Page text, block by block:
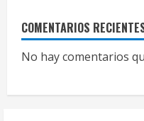
COMENTARIOS
No hay comentarios